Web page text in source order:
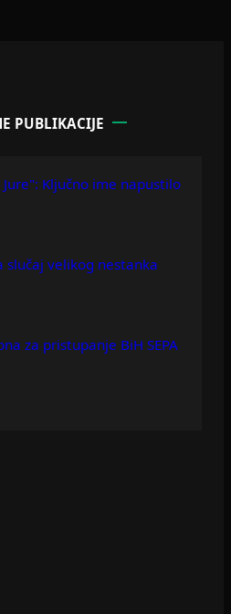
PUBLIKACIJE
Ključno ime napustilo
slučaj velikog nestanka
za pristupanje BiH SEPA